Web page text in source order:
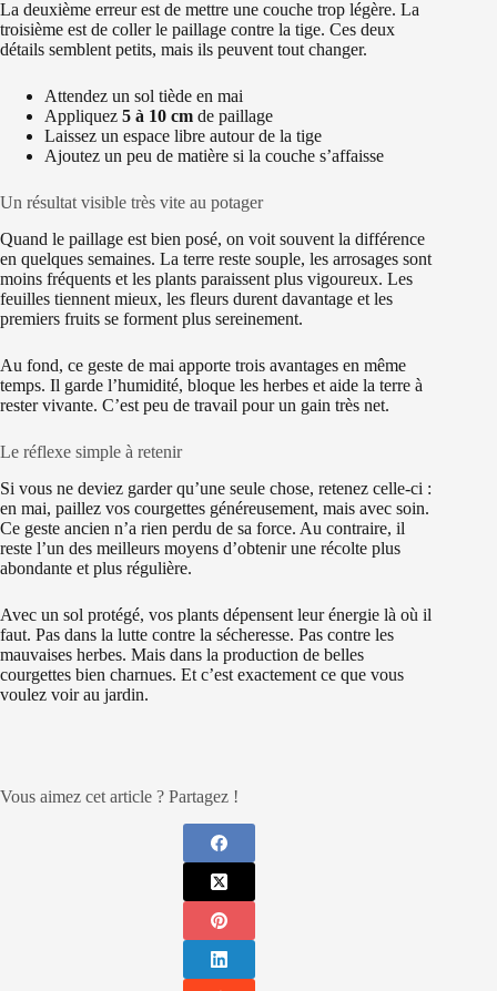
La deuxième erreur est de mettre une couche trop légère. La
troisième est de coller le paillage contre la tige. Ces deux
détails semblent petits, mais ils peuvent tout changer.
Attendez un sol tiède en mai
Appliquez 5 à 10 cm de paillage
Laissez un espace libre autour de la tige
Ajoutez un peu de matière si la couche s’affaisse
Un résultat visible très vite au potager
Quand le paillage est bien posé, on voit souvent la différence
en quelques semaines. La terre reste souple, les arrosages sont
moins fréquents et les plants paraissent plus vigoureux. Les
feuilles tiennent mieux, les fleurs durent davantage et les
premiers fruits se forment plus sereinement.
Au fond, ce geste de mai apporte trois avantages en même
temps. Il garde l’humidité, bloque les herbes et aide la terre à
rester vivante. C’est peu de travail pour un gain très net.
Le réflexe simple à retenir
Si vous ne deviez garder qu’une seule chose, retenez celle-ci :
en mai, paillez vos courgettes généreusement, mais avec soin.
Ce geste ancien n’a rien perdu de sa force. Au contraire, il
reste l’un des meilleurs moyens d’obtenir une récolte plus
abondante et plus régulière.
Avec un sol protégé, vos plants dépensent leur énergie là où il
faut. Pas dans la lutte contre la sécheresse. Pas contre les
mauvaises herbes. Mais dans la production de belles
courgettes bien charnues. Et c’est exactement ce que vous
voulez voir au jardin.
Vous aimez cet article ? Partagez !